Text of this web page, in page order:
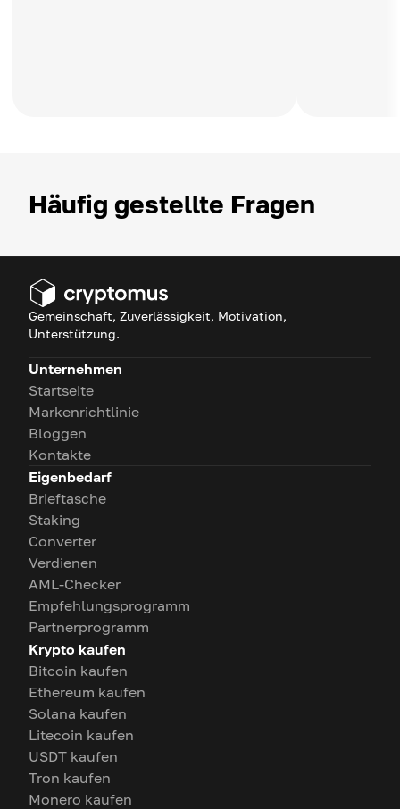
Häufig gestellte Fragen
Gemeinschaft, Zuverlässigkeit, Motivation,
Unterstützung.
Unternehmen
Startseite
Markenrichtlinie
Bloggen
Kontakte
Eigenbedarf
Brieftasche
Staking
Converter
Verdienen
AML-Checker
Empfehlungsprogramm
Partnerprogramm
Krypto kaufen
Bitcoin kaufen
Ethereum kaufen
Solana kaufen
Litecoin kaufen
USDT kaufen
Tron kaufen
Monero kaufen